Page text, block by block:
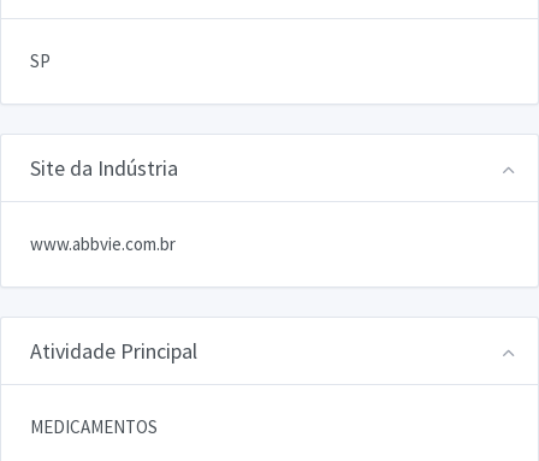
SP
Site da Indústria
www.abbvie.com.br
Atividade Principal
MEDICAMENTOS